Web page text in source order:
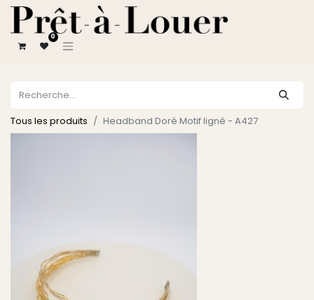
0
Tous les produits Headband Doré Motif ligné - A427